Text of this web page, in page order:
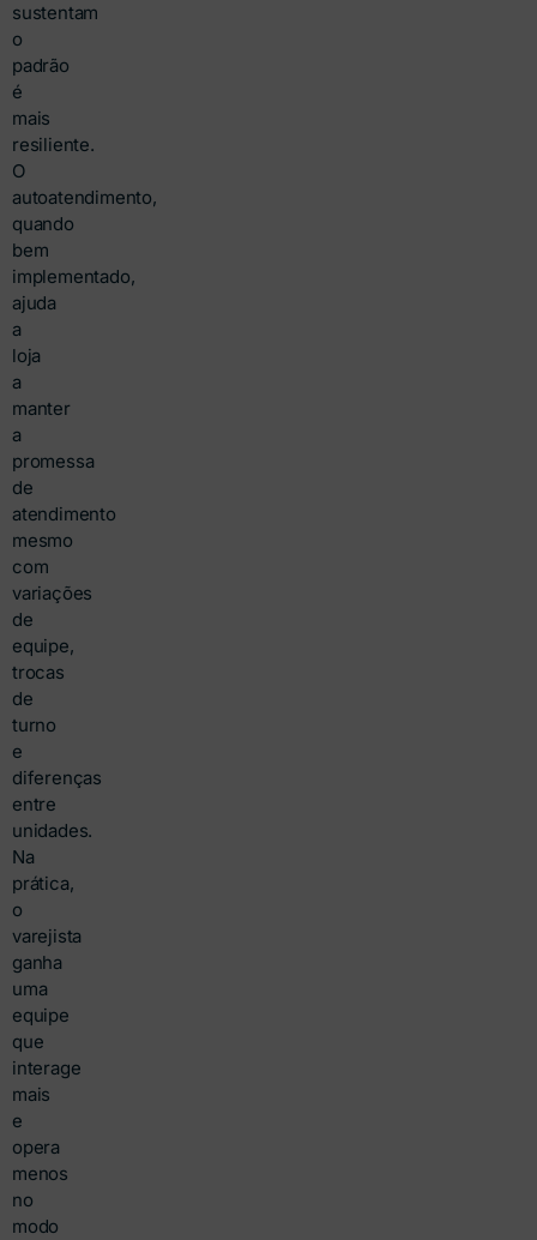
sustentam
o
padrão
é
mais
resiliente.
O
autoatendimento,
quando
bem
implementado,
ajuda
a
loja
a
manter
a
promessa
de
atendimento
mesmo
com
variações
de
equipe,
trocas
de
turno
e
diferenças
entre
unidades.
Na
prática,
o
varejista
ganha
uma
equipe
que
interage
mais
e
opera
menos
no
modo